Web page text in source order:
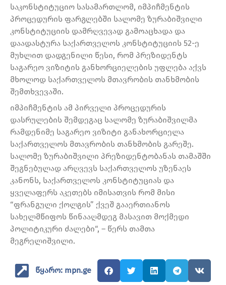
საკონსტიტუციო სასამართლომ, იმპიჩმენტის
პროცედურის ფარგლებში სალომე ზურაბიშვილი
კონსტიტუციის დამრღვევად გამოაცხადა და
დაადასტურა საქართველოს კონსტიტუციის 52-ე
მუხლით დადგენილი წესი, რომ პრეზიდენტს
საგარეო ვიზიტის განხორციელების უფლება აქვს
მხოლოდ საქართველოს მთავრობის თანხმობის
შემთხვევაში.
იმპიჩმენტის ამ პირველი პროცედურის
დასრულების შემდეგაც სალომე ზურაბიშვილმა
რამდენიმე საგარეო ვიზიტი განახორციელა
საქართველოს მთავრობის თანხმობის გარეშე.
სალომე ზურაბიშვილი პრეზიდენტობანას თამაშში
შეგნებულად არღვევს საქართველოს უზენაეს
კანონს, საქართველოს კონსტიტუციას და
ყველაფერს აკეთებს იმისათვის რომ მისი
“ფრანგული ქოლგის” ქვეშ გააერთიანოს
სახელმწიფოს წინააღმდეგ მასავით მოქმედი
პოლიტიკური ძალები“, – წერს თამთა
მეგრელიშვილი.
წყარო: mpn.ge